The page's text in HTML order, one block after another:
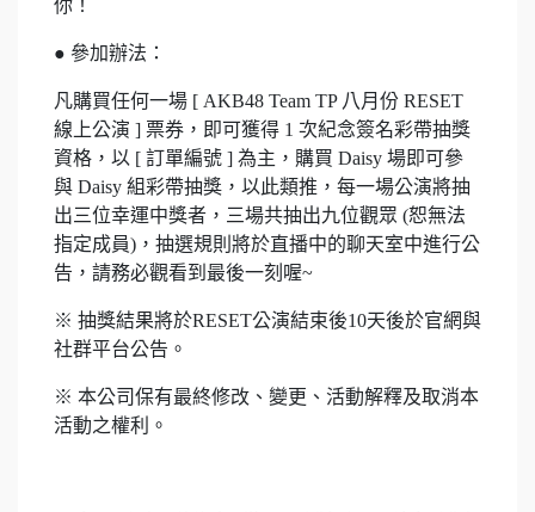
你！
● 參加辦法：
凡購買任何一場 [ AKB48 Team TP 八月份 RESET
線上公演 ] 票券，即可獲得 1 次紀念簽名彩帶抽獎
資格，以 [ 訂單編號 ] 為主，購買 Daisy 場即可參
與 Daisy 組彩帶抽獎，以此類推，每一場公演將抽
出三位幸運中獎者，三場共抽出九位觀眾 (恕無法
指定成員)，抽選規則將於直播中的聊天室中進行公
告，請務必觀看到最後一刻喔~
※ 抽獎結果將於RESET公演結束後10天後於官網與
社群平台公告。
※ 本公司保有最終修改、變更、活動解釋及取消本
活動之權利。